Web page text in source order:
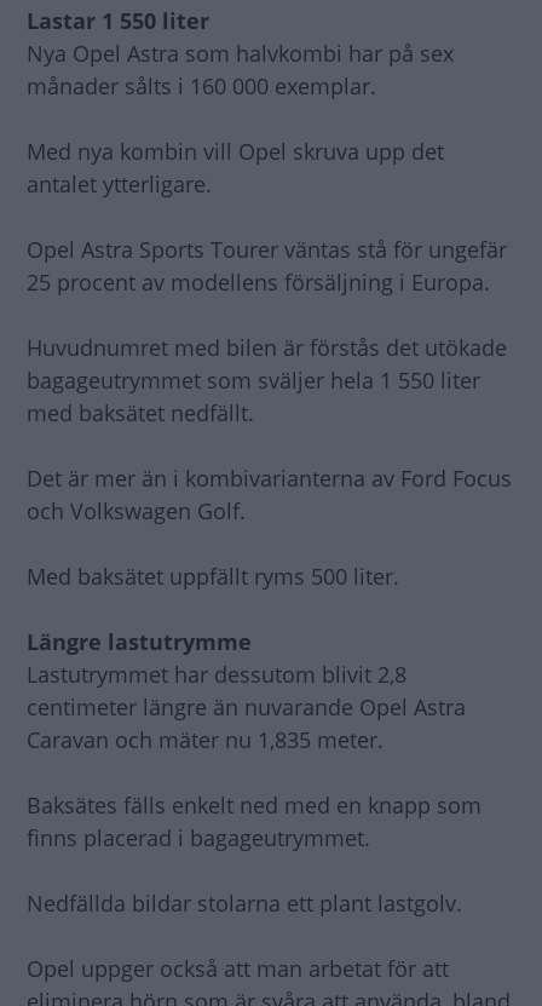
Lastar 1 550 liter
Nya Opel Astra som halvkombi har på sex
månader sålts i 160 000 exemplar.
Med nya kombin vill Opel skruva upp det
antalet ytterligare.
Opel Astra Sports Tourer väntas stå för ungefär
25 procent av modellens försäljning i Europa.
Huvudnumret med bilen är förstås det utökade
bagageutrymmet som sväljer hela 1 550 liter
med baksätet nedfällt.
Det är mer än i kombivarianterna av Ford Focus
och Volkswagen Golf.
Med baksätet uppfällt ryms 500 liter.
Längre lastutrymme
Lastutrymmet har dessutom blivit 2,8
centimeter längre än nuvarande Opel Astra
Caravan och mäter nu 1,835 meter.
Baksätes fälls enkelt ned med en knapp som
finns placerad i bagageutrymmet.
Nedfällda bildar stolarna ett plant lastgolv.
Opel uppger också att man arbetat för att